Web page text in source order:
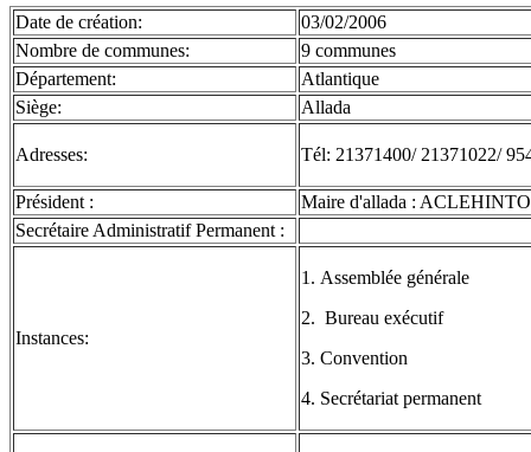
Date de création:
03/02/2006
Nombre de communes:
9 communes
Département:
Atlantique
Siège:
Allada
Adresses: Tél: 21371400/ 21371022/
Président :
Maire d'allada :
Secrétaire Administratif Permanent :
Instances:
1. Assemblée générale
2. Bureau exécutif
3. Convention
4. Secrétariat permanent